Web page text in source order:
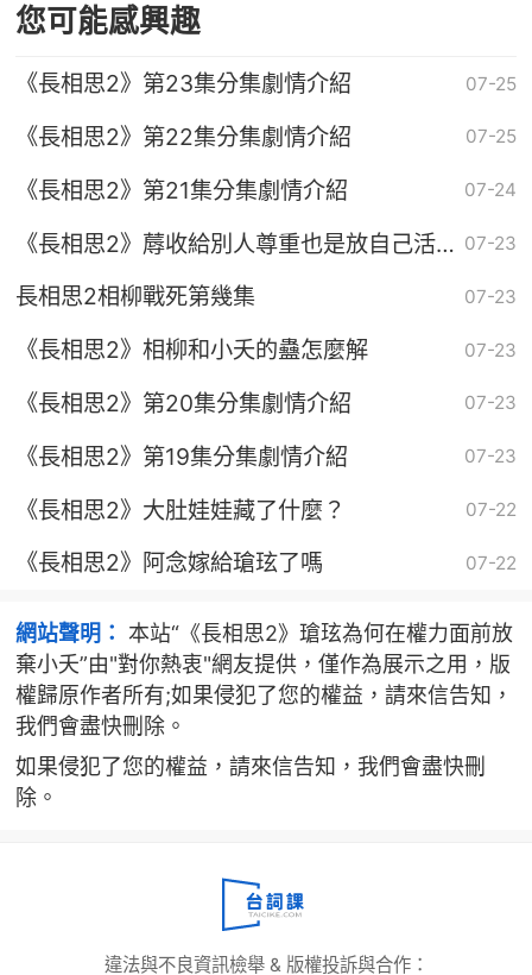
您可能感興趣
《長相思2》第23集分集劇情介紹 07-25
《長相思2》第22集分集劇情介紹 07-25
《長相思2》第21集分集劇情介紹 07-24
《長相思2》蓐收給別人尊重也是放自己活
07-23
長相思2相柳戰死第幾集 07-23
《長相思2》相柳和小夭的蠱怎麼解 07-23
《長相思2》第20集分集劇情介紹 07-23
《長相思2》第19集分集劇情介紹 07-23
《長相思2》大肚娃娃藏了什麼？ 07-22
《長相思2》阿念嫁給瑲玹了嗎 07-22
網站聲明： 本站“《長相思2》瑲玹為何在權力面前放
棄小夭”由"對你熱衷"網友提供，僅作為展示之用，版
權歸原作者所有;如果侵犯了您的權益，請來信告知，
我們會盡快刪除。
如果侵犯了您的權益，請來信告知，我們會盡快刪
除。
違法與不良資訊檢舉 & 版權投訴與合作：